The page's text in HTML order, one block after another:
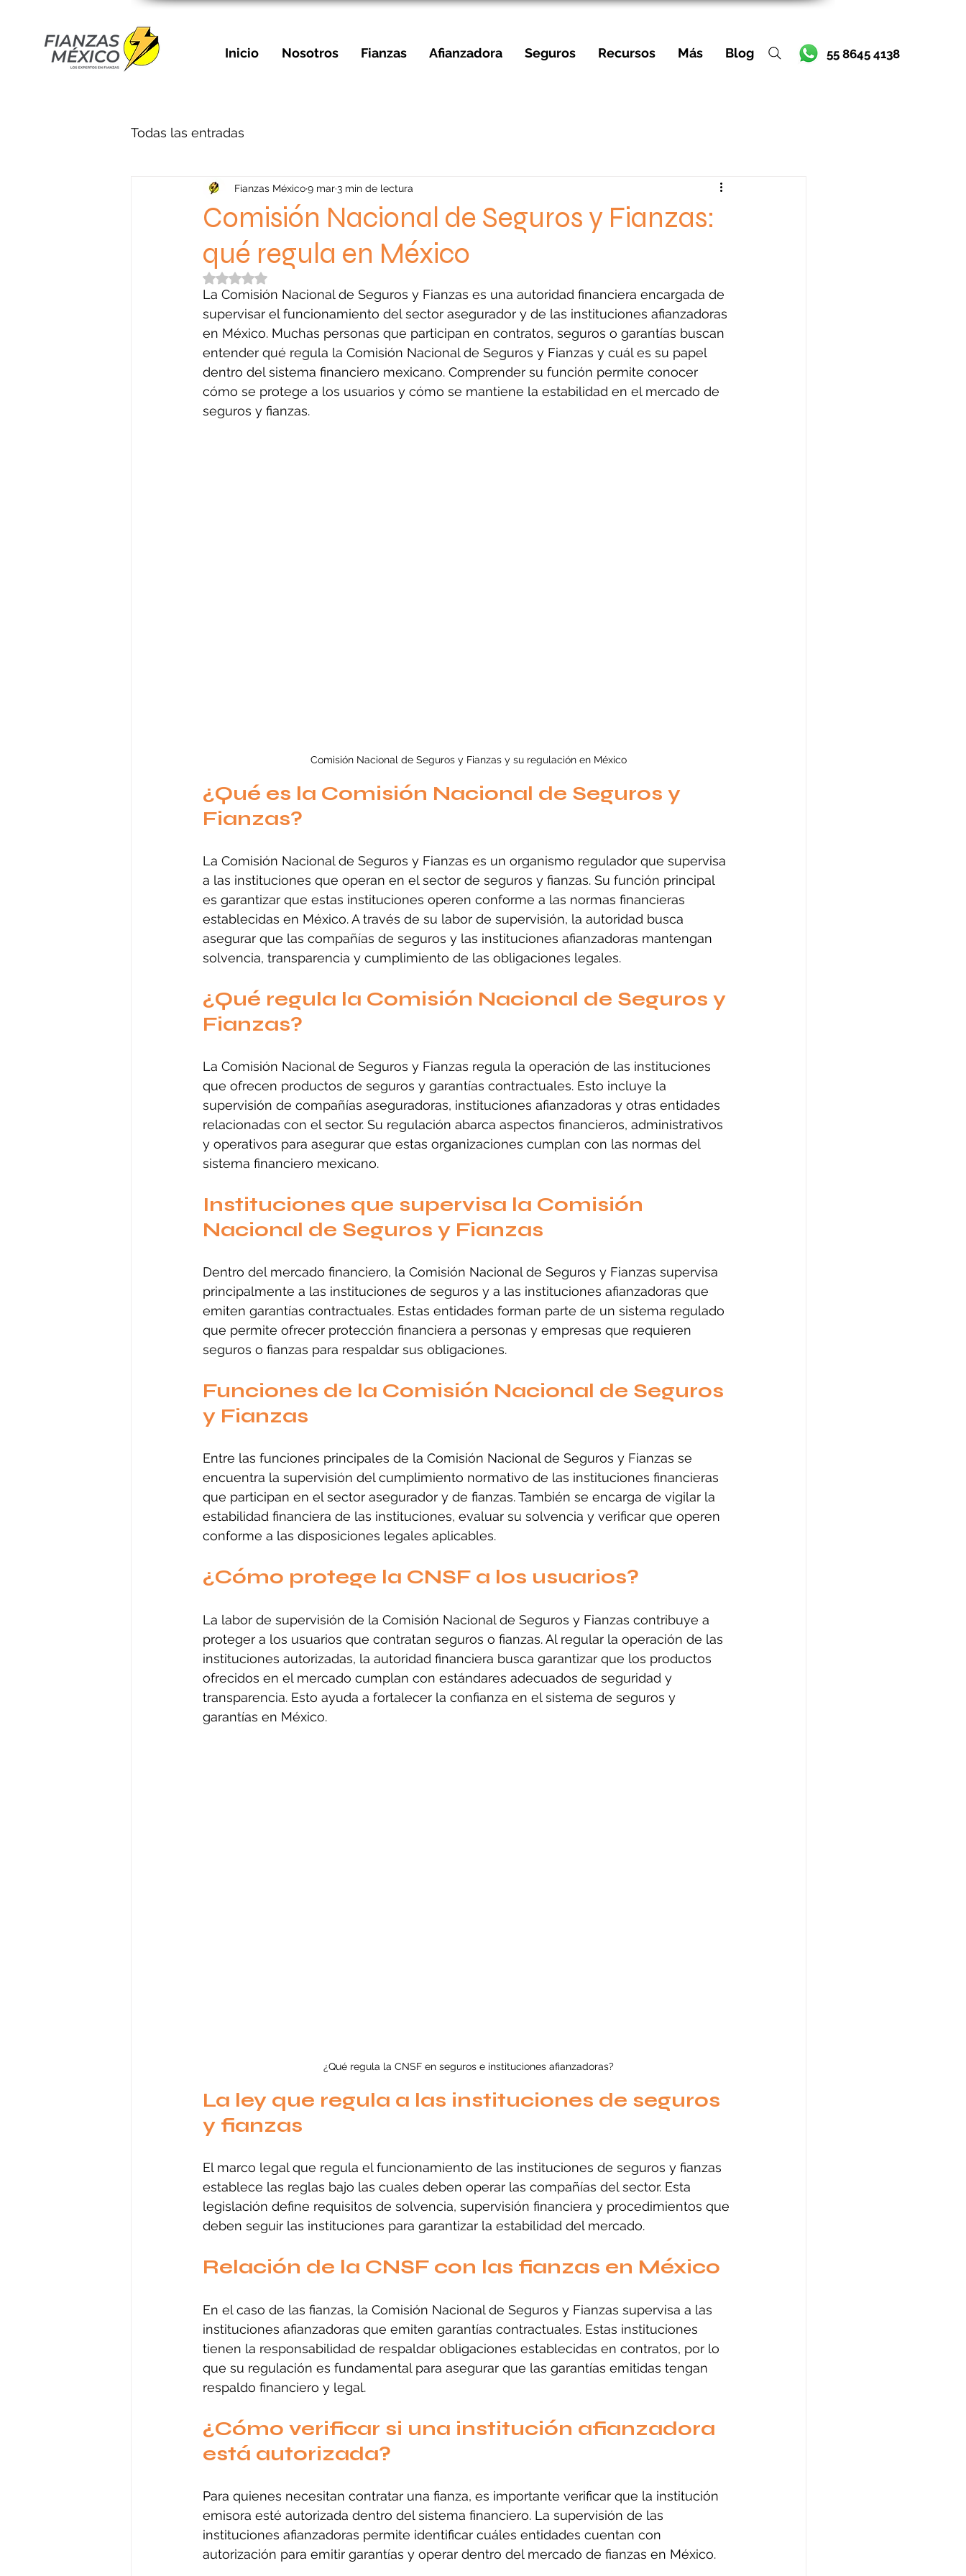
Inicio Nosotros Fianzas Afianzadora Seguros Recursos Más Blog 55 8645 4138
Todas las entradas
Comisión Nacional de Seguros y Fianzas:
qué regula en México
Fianzas México9 mar3 min de lectura
Obtuvo NaN de 5 estrellas.
La Comisión Nacional de Seguros y Fianzas es una autoridad financiera encargada de
supervisar el funcionamiento del sector asegurador y de las instituciones afianzadoras
en México. Muchas personas que participan en contratos, seguros o garantías buscan
entender qué regula la Comisión Nacional de Seguros y Fianzas y cuál es su papel
dentro del sistema financiero mexicano. Comprender su función permite conocer
cómo se protege a los usuarios y cómo se mantiene la estabilidad en el mercado de
seguros y fianzas.
Comisión Nacional de Seguros y Fianzas y su regulación en México
¿Qué es la Comisión Nacional de Seguros y
Fianzas?
La Comisión Nacional de Seguros y Fianzas es un organismo regulador que supervisa
a las instituciones que operan en el sector de seguros y fianzas. Su función principal
es garantizar que estas instituciones operen conforme a las normas financieras
establecidas en México. A través de su labor de supervisión, la autoridad busca
asegurar que las compañías de seguros y las instituciones afianzadoras mantengan
solvencia, transparencia y cumplimiento de las obligaciones legales.
¿Qué regula la Comisión Nacional de Seguros y
Fianzas?
La Comisión Nacional de Seguros y Fianzas regula la operación de las instituciones
que ofrecen productos de seguros y garantías contractuales. Esto incluye la
supervisión de compañías aseguradoras, instituciones afianzadoras y otras entidades
relacionadas con el sector. Su regulación abarca aspectos financieros, administrativos
y operativos para asegurar que estas organizaciones cumplan con las normas del
sistema financiero mexicano.
Instituciones que supervisa la Comisión
Nacional de Seguros y Fianzas
Dentro del mercado financiero, la Comisión Nacional de Seguros y Fianzas supervisa
principalmente a las instituciones de seguros y a las instituciones afianzadoras que
emiten garantías contractuales. Estas entidades forman parte de un sistema regulado
que permite ofrecer protección financiera a personas y empresas que requieren
seguros o fianzas para respaldar sus obligaciones.
Funciones de la Comisión Nacional de Seguros
y Fianzas
Entre las funciones principales de la Comisión Nacional de Seguros y Fianzas se
encuentra la supervisión del cumplimiento normativo de las instituciones financieras
que participan en el sector asegurador y de fianzas. También se encarga de vigilar la
estabilidad financiera de las instituciones, evaluar su solvencia y verificar que operen
conforme a las disposiciones legales aplicables.
¿Cómo protege la CNSF a los usuarios?
La labor de supervisión de la Comisión Nacional de Seguros y Fianzas contribuye a
proteger a los usuarios que contratan seguros o fianzas. Al regular la operación de las
instituciones autorizadas, la autoridad financiera busca garantizar que los productos
ofrecidos en el mercado cumplan con estándares adecuados de seguridad y
transparencia. Esto ayuda a fortalecer la confianza en el sistema de seguros y
garantías en México.
¿Qué regula la CNSF en seguros e instituciones afianzadoras?
La ley que regula a las instituciones de seguros
y fianzas
El marco legal que regula el funcionamiento de las instituciones de seguros y fianzas
establece las reglas bajo las cuales deben operar las compañías del sector. Esta
legislación define requisitos de solvencia, supervisión financiera y procedimientos que
deben seguir las instituciones para garantizar la estabilidad del mercado.
Relación de la CNSF con las fianzas en México
En el caso de las fianzas, la Comisión Nacional de Seguros y Fianzas supervisa a las
instituciones afianzadoras que emiten garantías contractuales. Estas instituciones
tienen la responsabilidad de respaldar obligaciones establecidas en contratos, por lo
que su regulación es fundamental para asegurar que las garantías emitidas tengan
respaldo financiero y legal.
¿Cómo verificar si una institución afianzadora
está autorizada?
Para quienes necesitan contratar una fianza, es importante verificar que la institución
emisora esté autorizada dentro del sistema financiero. La supervisión de las
instituciones afianzadoras permite identificar cuáles entidades cuentan con
autorización para emitir garantías y operar dentro del mercado de fianzas en México.